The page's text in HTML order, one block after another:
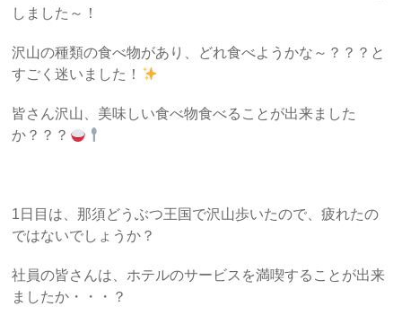
しました～！
沢山の種類の食べ物があり、どれ食べようかな～？？？と
すごく迷いました！
皆さん沢山、美味しい食べ物食べることが出来ました
か？？？
1日目は、那須どうぶつ王国で沢山歩いたので、疲れたの
ではないでしょうか？
社員の皆さんは、ホテルのサービスを満喫することが出来
ましたか・・・？